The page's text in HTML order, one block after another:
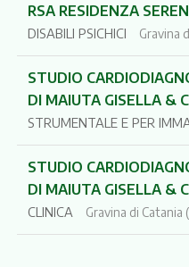
RSA RESIDENZA
DISABILI PSICHICI
Gravina
STUDIO
DI MAIUTA GISELLA &
STRUMENTALE E PER
STUDIO
DI MAIUTA GISELLA &
CLINICA
Gravina di Catania